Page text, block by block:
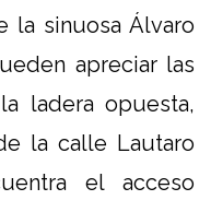
la sinuosa Álvaro
apreciar las
ladera opuesta,
la calle Lautaro
el acceso